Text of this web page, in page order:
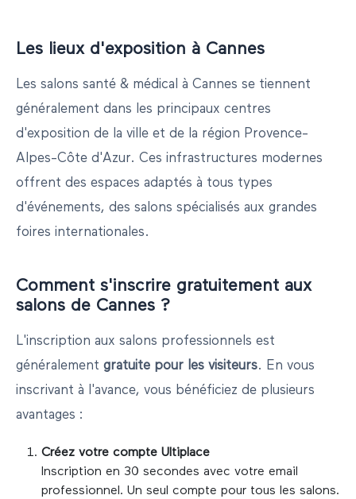
Les lieux d'exposition à Cannes
Les salons santé & médical à Cannes se tiennent
généralement dans les principaux centres
d'exposition de la ville et de la région Provence-
Alpes-Côte d'Azur. Ces infrastructures modernes
offrent des espaces adaptés à tous types
d'événements, des salons spécialisés aux grandes
foires internationales.
Comment s'inscrire gratuitement aux
salons de Cannes ?
L'inscription aux salons professionnels est
généralement gratuite pour les visiteurs. En vous
inscrivant à l'avance, vous bénéficiez de plusieurs
avantages :
Créez votre compte Ultiplace
Inscription en 30 secondes avec votre email
professionnel. Un seul compte pour tous les salons.